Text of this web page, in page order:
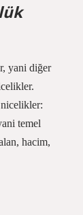
yani diğer
temel
hacim,